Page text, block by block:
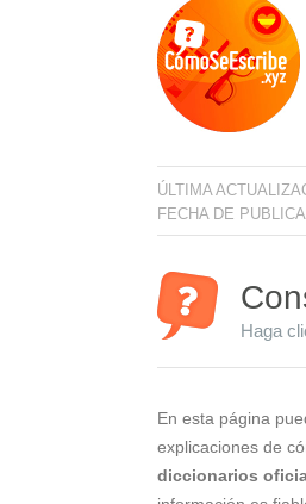
ÚLTIMA
FECHA DE
Haga
En esta página
explicaciones de
diccionarios